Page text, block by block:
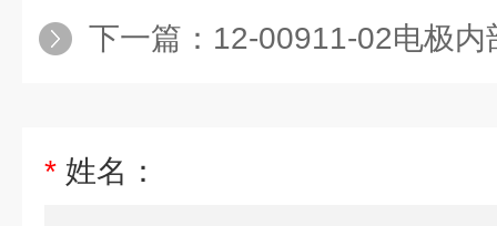
下一篇： 12-00911-02电极内部
* 姓名：